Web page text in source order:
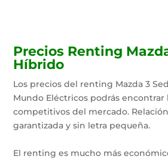
Precios Renting
Híbrido
Los precios del renting Mazda 3
Mundo Eléctricos podrás encontrar
competitivos del mercado.
garantizada y sin letra pequeña.
El renting es mucho más